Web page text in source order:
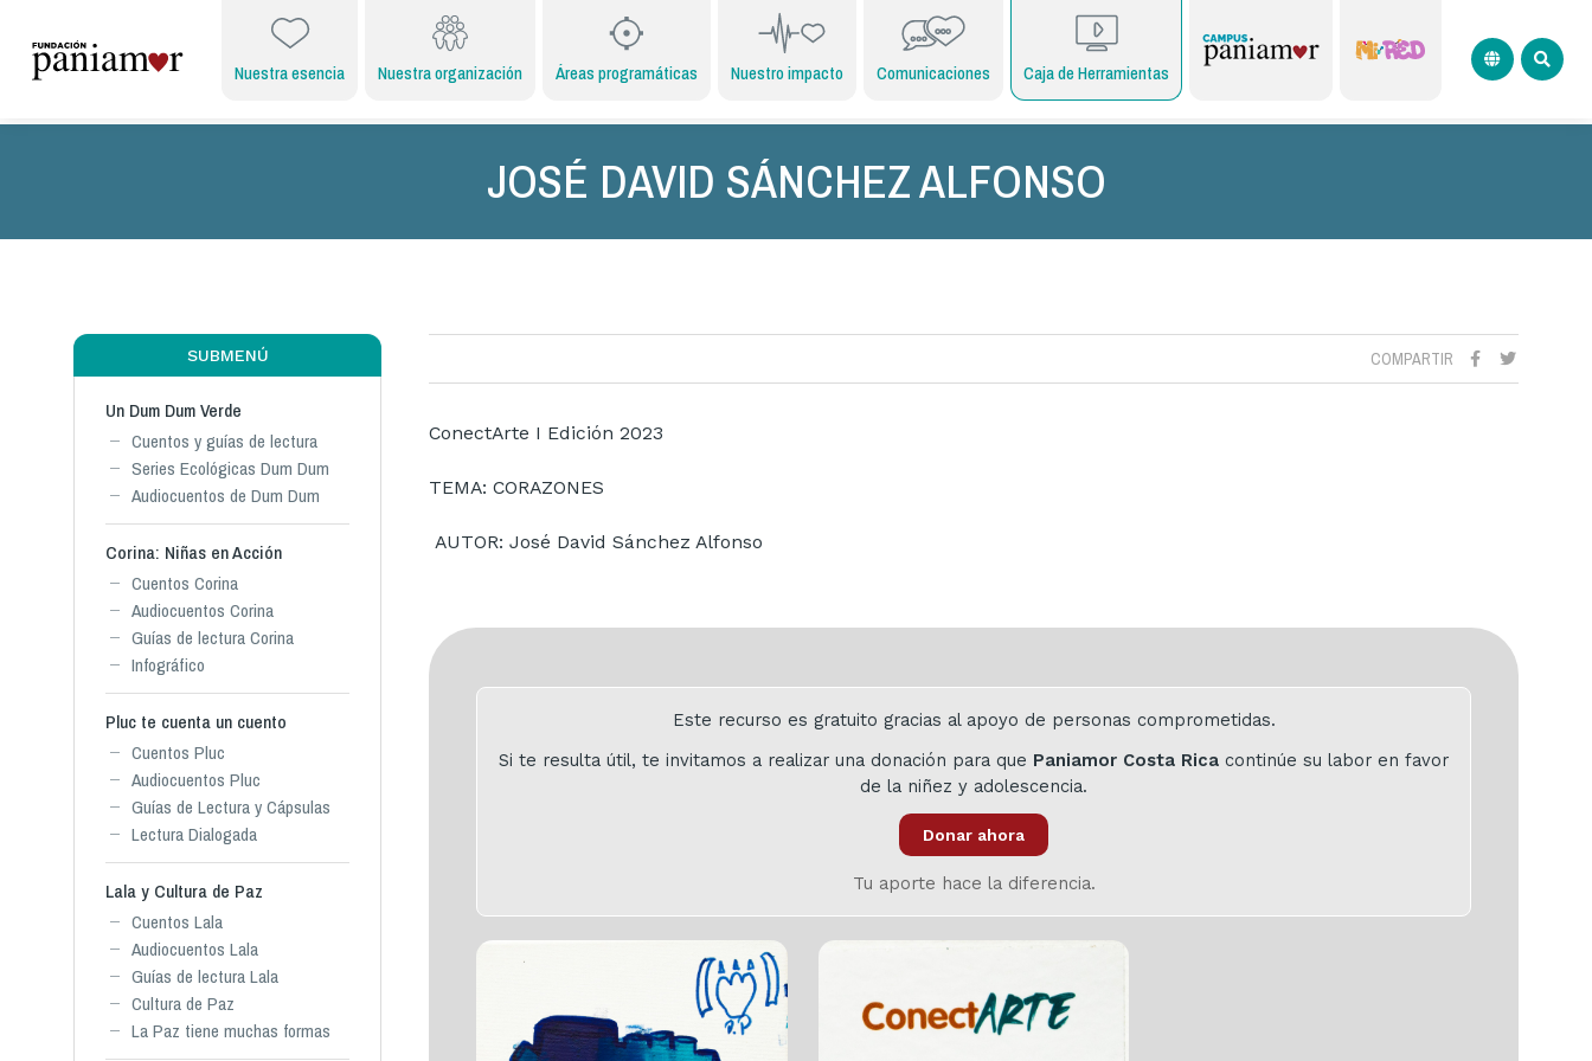
Nuestra esencia Nuestra organización Áreas programáticas Nuestro impacto Comunicaciones Caja de Herramientas
JOSÉ DAVID SÁNCHEZ ALFONSO
SUBMENÚ
Un Dum Dum Verde
Cuentos y guías de lectura
Series Ecológicas Dum Dum
Audiocuentos de Dum Dum
Corina: Niñas en Acción
Cuentos Corina
Audiocuentos Corina
Guías de lectura Corina
Infográfico
Pluc te cuenta un cuento
Cuentos Pluc
Audiocuentos Pluc
Guías de Lectura y Cápsulas
Lectura Dialogada
Lala y Cultura de Paz
Cuentos Lala
Audiocuentos Lala
Guías de lectura Lala
Cultura de Paz
La Paz tiene muchas formas
COMPARTIR
ConectArte I Edición 2023
TEMA: CORAZONES
AUTOR: José David Sánchez Alfonso
Este recurso es gratuito gracias al apoyo de personas comprometidas.
Si te resulta útil, te invitamos a realizar una donación para que Paniamor Costa Rica continúe su labor en favor
de la niñez y adolescencia.
Donar ahora
Tu aporte hace la diferencia.